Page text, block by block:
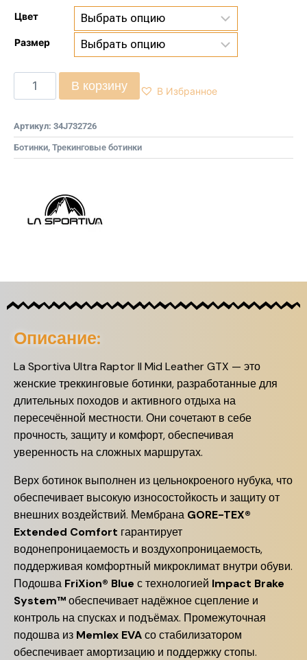
Цвет
Размер
В корзину В Избранное
Артикул: 34J732726
Ботинки, Трекинговые ботинки
Описание:
La Sportiva Ultra Raptor II Mid Leather GTX — это
женские треккинговые ботинки, разработанные для
длительных походов и активного отдыха на
пересечённой местности. Они сочетают в себе
прочность, защиту и комфорт, обеспечивая
уверенность на сложных маршрутах.
Верх ботинок выполнен из цельнокроеного нубука, что
обеспечивает высокую износостойкость и защиту от
внешних воздействий. Мембрана GORE-TEX®
Extended Comfort гарантирует
водонепроницаемость и воздухопроницаемость,
поддерживая комфортный микроклимат внутри обуви.
Подошва FriXion® Blue с технологией Impact Brake
System™обеспечивает надёжное сцепление и
контроль на спусках и подъёмах. Промежуточная
подошва из Memlex EVAсо стабилизатором
обеспечивает амортизацию и поддержку стопы.